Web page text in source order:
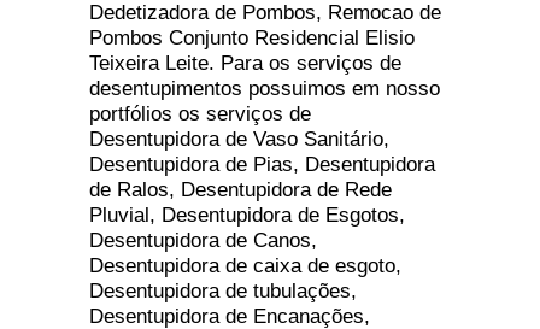
Dedetizadora de Pombos, Remocao de
Pombos Conjunto Residencial Elisio
Teixeira Leite. Para os serviços de
desentupimentos possuimos em nosso
portfólios os serviços de
Desentupidora de Vaso Sanitário,
Desentupidora de Pias, Desentupidora
de Ralos, Desentupidora de Rede
Pluvial, Desentupidora de Esgotos,
Desentupidora de Canos,
Desentupidora de caixa de esgoto,
Desentupidora de tubulações,
Desentupidora de Encanações,